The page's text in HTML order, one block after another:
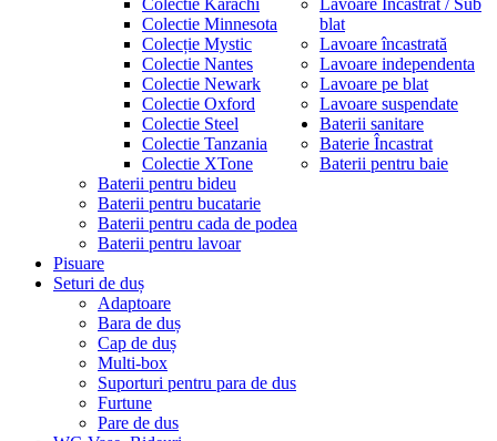
Colectie Minnesota
Colecție Mystic
Colectie Nantes
Colectie Newark
Colectie Oxford
Colectie Steel
Colectie Tanzania
Colectie XTone
blat
Lavoare încastrată
Lavoare independenta
Lavoare pe blat
Lavoare suspendate
Baterii sanitare
Baterie Încastrat
Baterii pentru baie
Baterii pentru bideu
Baterii pentru bucatarie
Baterii pentru cada de podea
Baterii pentru lavoar
Pisuare
Seturi de duș
Adaptoare
Bara de duș
Cap de duș
Multi-box
Suporturi pentru para de dus
Furtune
Pare de dus